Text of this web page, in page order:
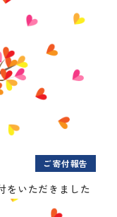
ご寄付報告
をいただきました